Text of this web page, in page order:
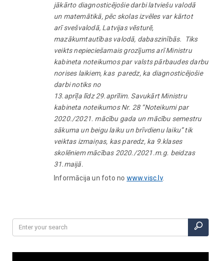
jākārto diagnosticējošie darbi latviešu valodā
un matemātikā, pēc skolas izvēles var kārtot
arī svešvalodā, Latvijas vēsturē,
mazākumtautības valodā, dabaszinībās.
Tiks
veikts nepieciešamais grozījums arī Ministru
kabineta noteikumos par valsts pārbaudes darbu
norises laikiem, kas paredz, ka diagnosticējošie
darbi notiks no
13.aprīļa līdz 29.aprīlim. Savukārt Ministru
kabineta noteikumos Nr. 28 “Noteikumi par
2020./2021. mācību gada un mācību semestru
sākuma un beigu laiku un brīvdienu laiku” tik
veiktas izmaiņas, kas paredz, ka 9.klases
skolēniem mācības 2020./2021.m.g. beidzas
31.maijā.
Informācija un foto no www.visc.lv.